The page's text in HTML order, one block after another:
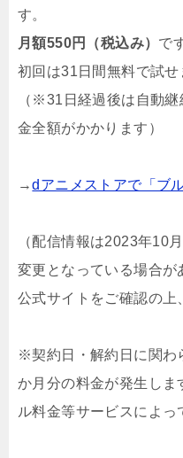
す。
月額550円（税込み） で
初回は31日間無料で試せ
（※31日経過後は自動
金全額がかかります）
→dアニメストアで「ブ
（配信情報は2023年10
変更となっている場合が
公式サイトをご確認の上
※契約日・解約日に関わ
か月分の料金が発生しま
ル料金等サービスによっ